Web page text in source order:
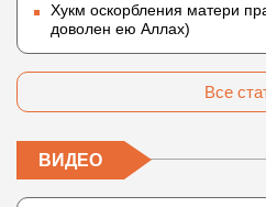
Хукм оскорбления матери
доволен ею Аллах)
Все
ВИДЕО